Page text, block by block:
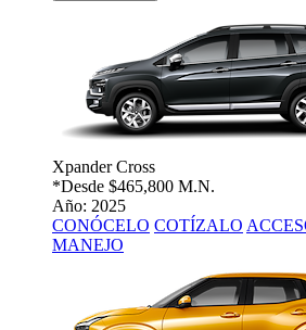
Xpander Cross
*Desde $465,800 M.N.
Año: 2025
CONÓCELO COTÍZALO
MANEJO